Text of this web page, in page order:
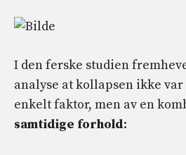
I den ferske studien
analyse at kollapsen ikke
enkelt faktor, men av en
samtidige forhold: